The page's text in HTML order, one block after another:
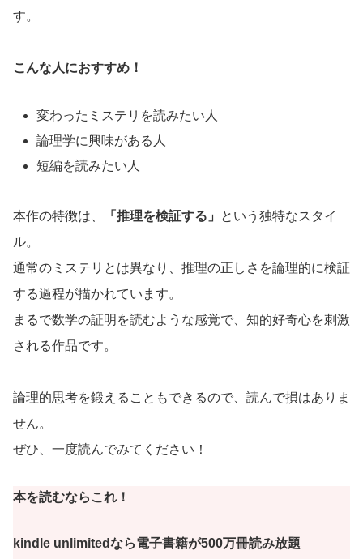
す。
こんな人におすすめ！
変わったミステリを読みたい人
論理学に興味がある人
短編を読みたい人
本作の特徴は、 「推理を検証する」
という独特なスタイ
ル。
通常のミステリとは異なり、推理の正しさを論理的に検証
する過程が描かれています。
まるで数学の証明を読むような感覚で、知的好奇心を刺激
される作品です。
論理的思考を鍛えることもできるので、読んで損はありま
せん。
ぜひ、一度読んでみてください！
本を読むならこれ！
kindle unlimitedなら電子書籍が500万冊読み放題